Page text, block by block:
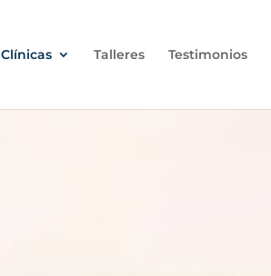
Clínicas Talleres Testimonios